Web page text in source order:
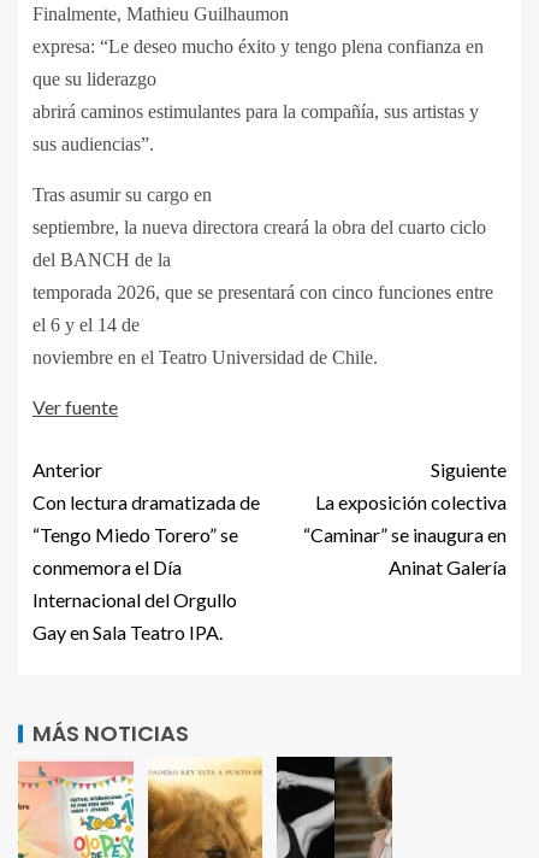
Finalmente, Mathieu Guilhaumon
expresa: “Le deseo mucho éxito y tengo plena confianza en
que su liderazgo
abrirá caminos estimulantes para la compañía, sus artistas y
sus audiencias”.
Tras asumir su cargo en
septiembre, la nueva directora creará la obra del cuarto ciclo
del BANCH de la
temporada 2026, que se presentará con cinco funciones entre
el 6 y el 14 de
noviembre en el Teatro Universidad de Chile.
Ver fuente
Anterior
Con lectura dramatizada de
“Tengo Miedo Torero” se
conmemora el Día
Internacional del Orgullo
Gay en Sala Teatro IPA.
Siguiente
La exposición colectiva
“Caminar” se inaugura en
Aninat Galería
MÁS NOTICIAS